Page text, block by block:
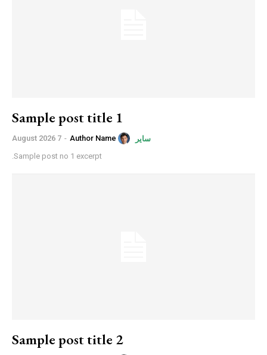
Sample post title 1
سایر Author Name
-
7 August 2026
Sample post no 1 excerpt.
Sample post title 2